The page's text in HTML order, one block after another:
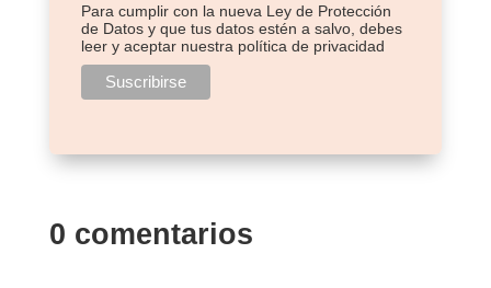
Para cumplir con la nueva Ley de Protección
de Datos y que tus datos estén a salvo, debes
leer y aceptar nuestra política de privacidad
0 comentarios